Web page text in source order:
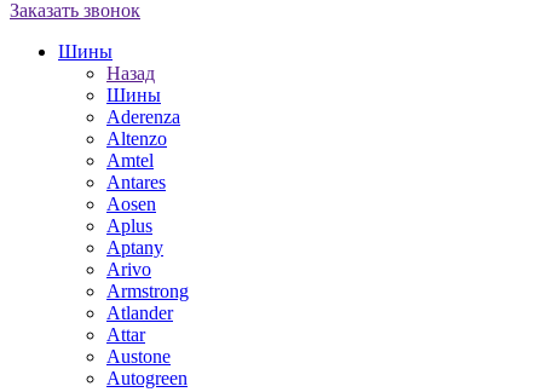
Заказать звонок
Шины
Назад
Шины
Aderenza
Altenzo
Amtel
Antares
Aosen
Aplus
Aptany
Arivo
Armstrong
Atlander
Attar
Austone
Autogreen